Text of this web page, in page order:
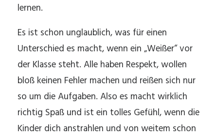
lernen.
Es ist schon unglaublich, was für einen
Unterschied es macht, wenn ein „Weißer“ vor
der Klasse steht. Alle haben Respekt, wollen
bloß keinen Fehler machen und reißen sich nur
so um die Aufgaben. Also es macht wirklich
richtig Spaß und ist ein tolles Gefühl, wenn die
Kinder dich anstrahlen und von weitem schon